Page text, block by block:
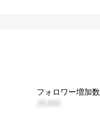
フォロワー増加数